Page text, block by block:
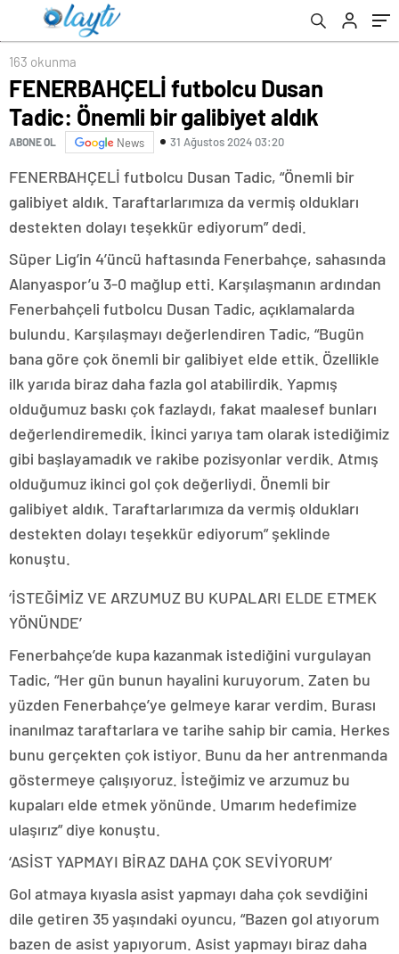
163 okunma
FENERBAHÇELİ futbolcu Dusan
Tadic: Önemli bir galibiyet aldık
ABONE OL News 31 Ağustos 2024 03:20
FENERBAHÇELİ futbolcu Dusan Tadic, “Önemli bir
galibiyet aldık. Taraftarlarımıza da vermiş oldukları
destekten dolayı teşekkür ediyorum” dedi.
Süper Lig’in 4’üncü haftasında Fenerbahçe, sahasında
Alanyaspor’u 3-0 mağlup etti. Karşılaşmanın ardından
Fenerbahçeli futbolcu Dusan Tadic, açıklamalarda
bulundu. Karşılaşmayı değerlendiren Tadic, “Bugün
bana göre çok önemli bir galibiyet elde ettik. Özellikle
ilk yarıda biraz daha fazla gol atabilirdik. Yapmış
olduğumuz baskı çok fazlaydı, fakat maalesef bunları
değerlendiremedik. İkinci yarıya tam olarak istediğimiz
gibi başlayamadık ve rakibe pozisyonlar verdik. Atmış
olduğumuz ikinci gol çok değerliydi. Önemli bir
galibiyet aldık. Taraftarlarımıza da vermiş oldukları
destekten dolayı teşekkür ediyorum” şeklinde
konuştu.
‘İSTEĞİMİZ VE ARZUMUZ BU KUPALARI ELDE ETMEK
YÖNÜNDE’
Fenerbahçe’de kupa kazanmak istediğini vurgulayan
Tadic, “Her gün bunun hayalini kuruyorum. Zaten bu
yüzden Fenerbahçe’ye gelmeye karar verdim. Burası
inanılmaz taraftarlara ve tarihe sahip bir camia. Herkes
bunu gerçekten çok istiyor. Bunu da her antrenmanda
göstermeye çalışıyoruz. İsteğimiz ve arzumuz bu
kupaları elde etmek yönünde. Umarım hedefimize
ulaşırız” diye konuştu.
‘ASİST YAPMAYI BİRAZ DAHA ÇOK SEVİYORUM’
Gol atmaya kıyasla asist yapmayı daha çok sevdiğini
dile getiren 35 yaşındaki oyuncu, “Bazen gol atıyorum
bazen de asist yapıyorum. Asist yapmayı biraz daha